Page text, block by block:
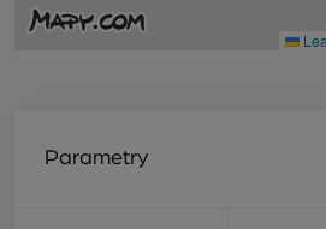
Parametry